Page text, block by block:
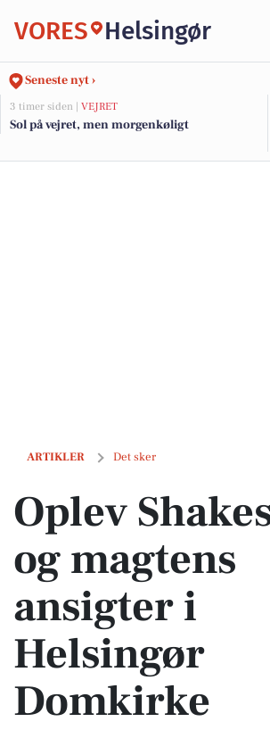
VORES Helsingør
Seneste nyt ›
3 timer siden | VEJRET
Sol på vejret, men morgenkøligt
ARTIKLER Det sker
Oplev Shakespeare og magtens ansigter i
Oplev
og magtens
ansigter i
Helsingør
Domkirke